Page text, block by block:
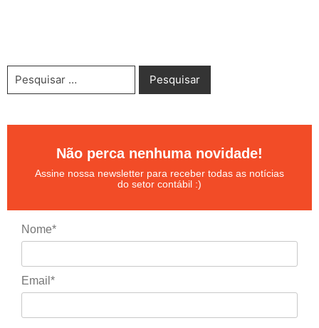
Não perca nenhuma novidade!
Assine nossa newsletter para receber todas as notícias
do setor contábil :)
Nome*
Email*